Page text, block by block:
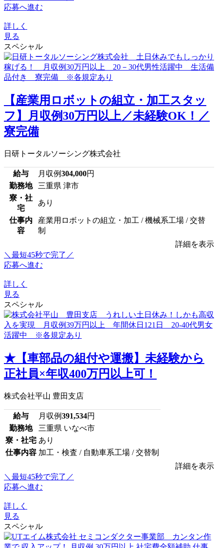
応募へ進む
詳しく
見る
スペシャル
【産業用ロボットの組立・加工スタッ
フ】月収例30万円以上／未経験OK！／
寮完備
日研トータルソーシング株式会社
給与 月収例304,000円
勤務地
三重県 津市
寮・社
宅
あり
仕事内
容
産業用ロボットの組立・加工 / 機械系工場 / 交替
制
詳細を表示
＼最短45秒で完了／
応募へ進む
詳しく
見る
スペシャル
★【車部品の組付や運搬】未経験から
正社員×年収400万円以上可！
株式会社平山 豊田支店
給与 月収例391,534円
勤務地
三重県 いなべ市
寮・社宅 あり
仕事内容 加工・検査 / 自動車系工場 / 交替制
詳細を表示
＼最短45秒で完了／
応募へ進む
詳しく
見る
スペシャル